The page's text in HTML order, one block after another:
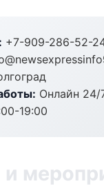
+7-909-286-52-
Онлайн 24/
19:00